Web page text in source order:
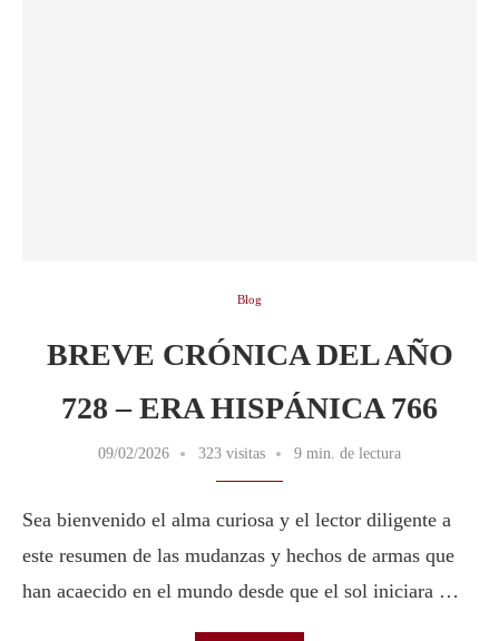
Blog
BREVE CRÓNICA DEL AÑO
728 – ERA HISPÁNICA 766
09/02/2026 323 visitas 9 min. de lectura
Sea bienvenido el alma curiosa y el lector diligente a
este resumen de las mudanzas y hechos de armas que
han acaecido en el mundo desde que el sol iniciara …